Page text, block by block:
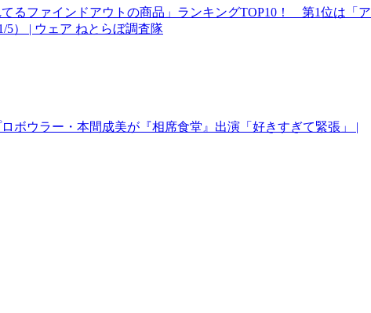
るファインドアウトの商品」ランキングTOP10！ 第1位は「ア
5） | ウェア ねとらぼ調査隊
ボウラー・本間成美が『相席食堂』出演「好きすぎて緊張」 |